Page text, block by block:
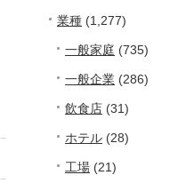
業種 (1,277)
一般家庭 (735)
一般企業 (286)
飲食店 (31)
ホテル (28)
工場 (21)